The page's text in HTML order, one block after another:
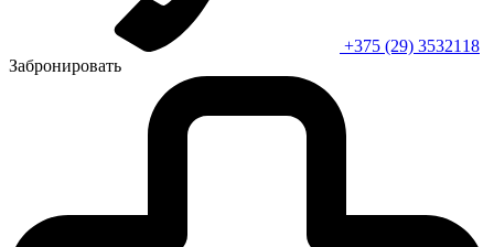
+375 (29) 3532118
Забронировать